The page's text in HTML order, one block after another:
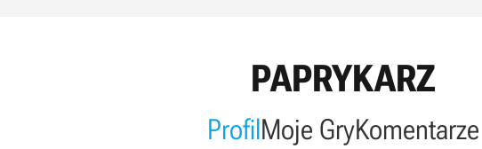
PAPRYKARZ
ProfilMoje GryKomentarze